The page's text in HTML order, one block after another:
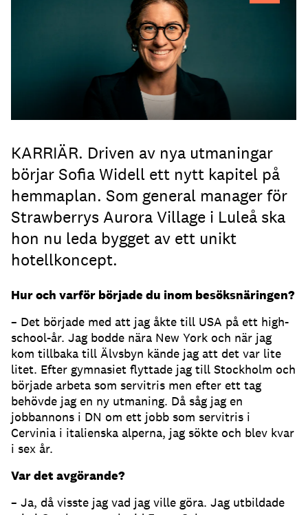
KARRIÄR. Driven av nya utmaningar
börjar Sofia Widell ett nytt kapitel på
hemmaplan. Som general manager för
Strawberrys Aurora Village i Luleå ska
hon nu leda bygget av ett unikt
hotellkoncept.
Hur och varför började du inom besöksnäringen?
– Det började med att jag åkte till USA på ett high-
school-år. Jag bodde nära New York och när jag
kom tillbaka till Älvsbyn kände jag att det var lite
litet. Efter gymnasiet flyttade jag till Stockholm och
började arbeta som servitris men efter ett tag
behövde jag en ny utmaning. Då såg jag en
jobbannons i DN om ett jobb som servitris i
Cervinia i italienska alperna, jag sökte och blev kvar
i sex år.
Var det avgörande?
– Ja, då visste jag vad jag ville göra. Jag utbildade